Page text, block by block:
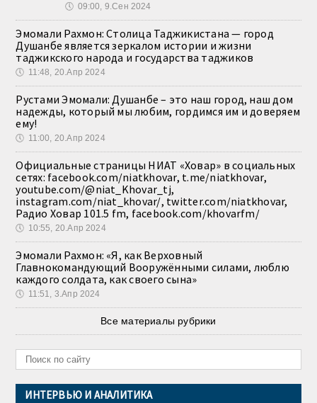
🕔 09:00, 9.Сен 2024
Эмомали Рахмон: Столица Таджикистана — город
Душанбе является зеркалом истории и жизни
таджикского народа и государства таджиков
🕔 11:48, 20.Апр 2024
Рустами Эмомали: Душанбе – это наш город, наш дом
надежды, который мы любим, гордимся им и доверяем
ему!
🕔 11:00, 20.Апр 2024
Официальные страницы НИАТ «Ховар» в социальных
сетях: facebook.com/niatkhovar, t.me/niatkhovar,
youtube.com/@niat_Khovar_tj,
instagram.com/niat_khovar/, twitter.com/niatkhovar,
Радио Ховар 101.5 fm, facebook.com/khovarfm/
🕔 10:55, 20.Апр 2024
Эмомали Рахмон: «Я, как Верховный
Главнокомандующий Вооружёнными силами, люблю
каждого солдата, как своего сына»
🕔 11:51, 3.Апр 2024
Все материалы рубрики
ИНТЕРВЬЮ И АНАЛИТИКА